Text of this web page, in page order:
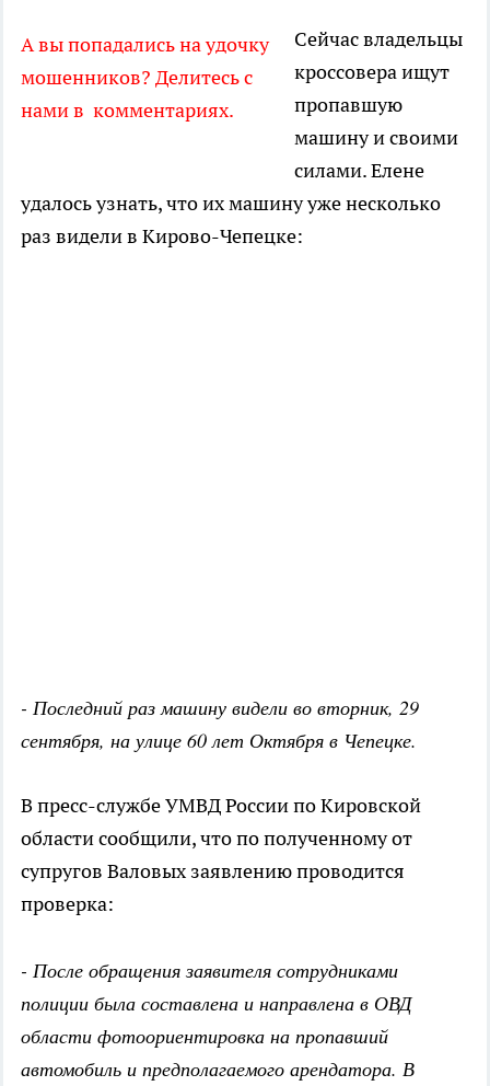
А вы попадались на удочку
мошенников? Делитесь с
нами в комментариях.
Сейчас владельцы
кроссовера ищут
пропавшую
машину и своими
силами. Елене
удалось узнать, что их машину уже несколько
раз видели в Кирово-Чепецке:
- Последний раз машину видели во вторник, 29
сентября, на улице 60 лет Октября в Чепецке.
В пресс-службе УМВД России по Кировской
области сообщили, что по полученному от
супругов Валовых заявлению проводится
проверка:
- После обращения заявителя сотрудниками
полиции была составлена и направлена в ОВД
области фотоориентировка на пропавший
автомобиль и предполагаемого арендатора. В